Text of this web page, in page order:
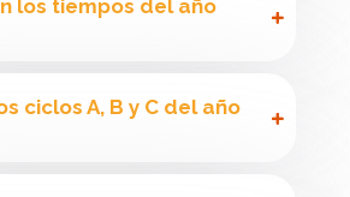
los tiempos del año
ciclos A, B y C del año